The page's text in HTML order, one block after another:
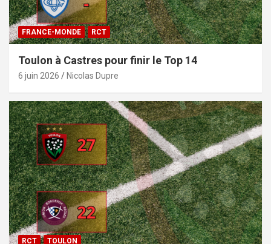
FRANCE-MONDE RCT
Toulon à Castres pour finir le Top 14
6 juin 2026 Nicolas Dupre
RCT TOULON